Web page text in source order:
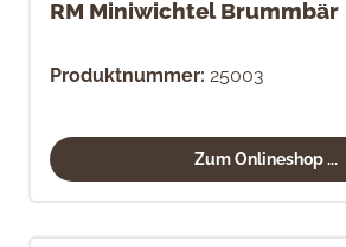
RM Miniwichtel Brummbär
Produktnummer: 25003
Zum Onlineshop ...